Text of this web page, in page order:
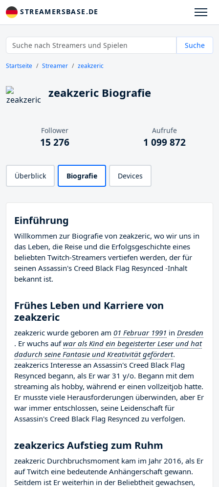
STREAMERSBASE.DE
Suche
Startseite Streamer zeakzeric
zeakzeric Biografie
Follower
15 276
Aufrufe
1 099 872
Überblick Biografie Devices
Einführung
Willkommen zur Biografie von zeakzeric, wo wir uns in
das Leben, die Reise und die Erfolgsgeschichte eines
beliebten Twitch-Streamers vertiefen werden, der für
seinen Assassin's Creed Black Flag Resynced -Inhalt
bekannt ist.
Frühes Leben und Karriere von
zeakzeric
zeakzeric wurde geboren am 01 Februar 1991 in Dresden
. Er wuchs aufwar als Kind ein begeisterter Leser und hat
dadurch seine Fantasie und Kreativität gefördert.
zeakzerics Interesse an Assassin's Creed Black Flag
Resynced begann, als Er war 31 y/o. Begann mit dem
streaming als hobby, während er einen vollzeitjob hatte.
Er musste viele Herausforderungen überwinden, aber Er
war immer entschlossen, seine Leidenschaft für
Assassin's Creed Black Flag Resynced zu verfolgen.
zeakzerics Aufstieg zum Ruhm
zeakzeric Durchbruchsmoment kam im Jahr 2016, als Er
auf Twitch eine bedeutende Anhängerschaft gewann.
Seitdem ist Er weiterhin in der Beliebtheit gewachsen,